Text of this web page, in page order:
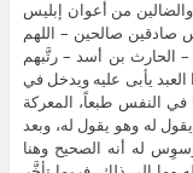
من أعوان إبليس
صادقين صالحين – اللهم
الحارث بن أسد – رتَّبهم
العبد يأبى عليه ويدخل في
النفس طبعاً، المعركة
له وهو يقول له، وبعد
له أنه الصحيح وهنا